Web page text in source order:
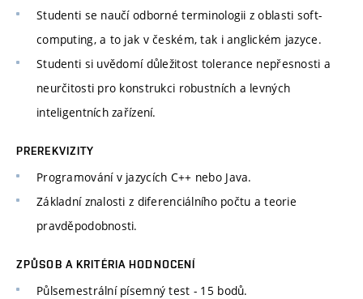
Studenti se naučí odborné terminologii z oblasti soft-
computing, a to jak v českém, tak i anglickém jazyce.
Studenti si uvědomí důležitost tolerance nepřesnosti a
neurčitosti pro konstrukci robustních a levných
inteligentních zařízení.
PREREKVIZITY
Programování v jazycích C++ nebo Java.
Základní znalosti z diferenciálního počtu a teorie
pravděpodobnosti.
ZPŮSOB A KRITÉRIA HODNOCENÍ
Půlsemestrální písemný test - 15 bodů.